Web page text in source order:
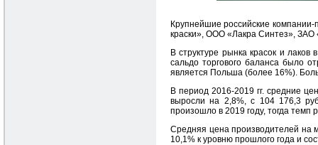
Крупнейшие российские
краски», ООО «Лакра Синтез»,
В структуре рынка красок и
сальдо торгового баланса было
является Польша (более 16%).
В период 2016-2019 гг. средние
выросли на 2,8%, с 104 176,3
произошло в 2019 году, тогда темп
Средняя цена производителей на
10,1% к уровню прошлого года и